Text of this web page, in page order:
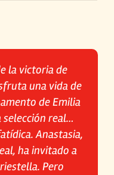
la victoria de
una vida de
de Emilia
selección real…
Anastasia,
ha invitado a
Pero